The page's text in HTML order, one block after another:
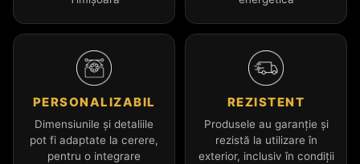
PERSONALIZABIL
Dimensiunile și detaliile
pot fi adaptate la cerere,
pentru o integrare
REZISTENT
Produsele au garanție și
rezistă la utilizare în
exterior, inclusiv în condiții